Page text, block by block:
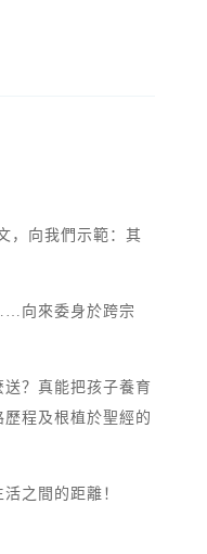
，向我們示範：其
向來委身於跨宗
？真能把孩子養育
程及根植於聖經的
之間的距離！